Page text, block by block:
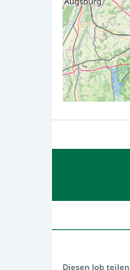
Diesen Job teilen